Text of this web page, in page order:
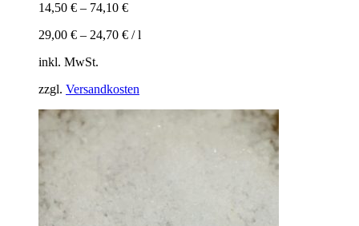
14,50 € – 74,10 €
29,00 € – 24,70 € /l
inkl. MwSt.
zzgl. Versandkosten